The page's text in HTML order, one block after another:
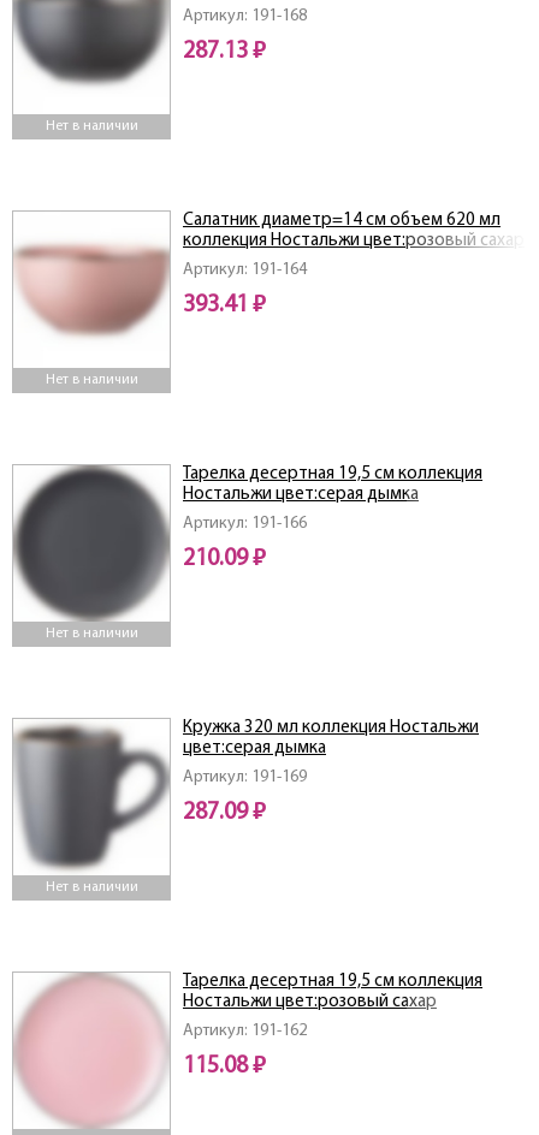
Нет в наличии
Артикул: 191-168
287.13 ₽
Нет в наличии
Артикул: 191-164
Салатник диаметр=14 см объем 620 мл
коллекция Ностальжи цвет:розовый сахар
393.41 ₽
Нет в наличии
Артикул: 191-166
Тарелка десертная 19,5 см коллекция
Ностальжи цвет:серая дымка
210.09 ₽
Нет в наличии
Артикул: 191-169
Кружка 320 мл коллекция Ностальжи
цвет:серая дымка
287.09 ₽
Артикул: 191-162
Тарелка десертная 19,5 см коллекция
Ностальжи цвет:розовый сахар
115.08 ₽